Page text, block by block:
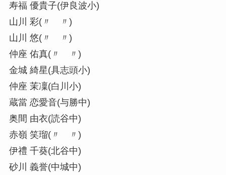
寿福 優貴子(伊良波小)
山川 彩(〃 〃)
山川 悠(〃 〃)
仲座 佑真(〃 〃)
金城 綺星(具志頭小)
仲座 茉凜(白川小)
蔵當 恋愛音(与勝中)
奥間 由衣(読谷中)
赤嶺 笑瑠(〃 〃)
伊禮 千葵(北谷中)
砂川 義誉(中城中)